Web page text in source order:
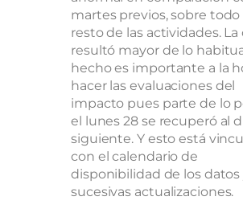
martes previos, sobre todo
resto de las actividades. La
resultó mayor de lo
hecho es importante a la
hacer las evaluaciones del
impacto pues parte de lo
el lunes 28 se recuperó al
siguiente. Y esto está
con el calendario de
disponibilidad de los datos
sucesivas actualizaciones.